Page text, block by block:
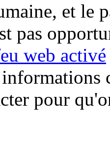
et le
pas
web activé
pour